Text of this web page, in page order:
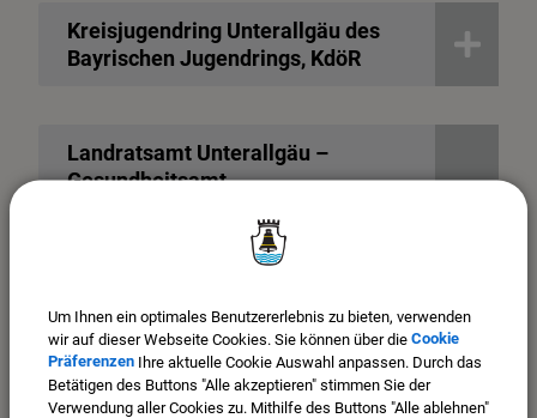
Kreisjugendring Unterallgäu des
Bayrischen Jugendrings, KdöR
Landratsamt Unterallgäu –
Gesundheitsamt
Beratungsstelle für
Schwangerschaftsfragen
Landratsamt Unterallgäu -
Koordination Inklusion
Um Ihnen ein optimales Benutzererlebnis zu bieten, verwenden
wir auf dieser Webseite Cookies. Sie können über die Cookie
Präferenzen Ihre aktuelle Cookie Auswahl anpassen. Durch das
Betätigen des Buttons "Alle akzeptieren" stimmen Sie der
Verwendung aller Cookies zu. Mithilfe des Buttons "Alle ablehnen"